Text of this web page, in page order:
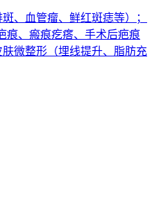
、血管瘤、鲜红斑痣等）；
痕、瘢痕疙瘩、手术后疤痕
微整形（埋线提升、脂肪充